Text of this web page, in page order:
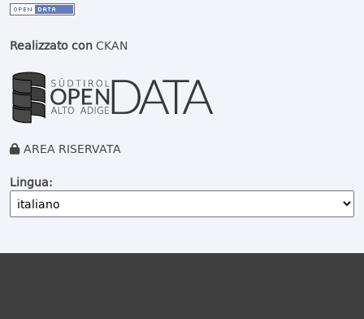
Realizzato conCKAN
AREA RISERVATA
Lingua